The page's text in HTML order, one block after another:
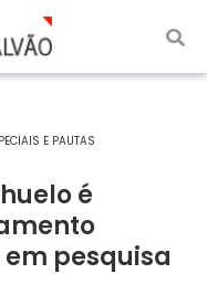
E PAUTAS
é
pesquisa